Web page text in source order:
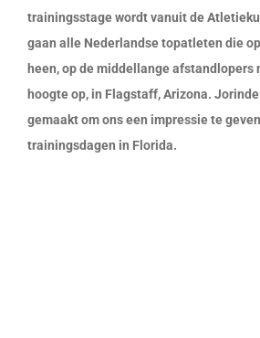
trainingsstage wordt vanuit de
gaan alle Nederlandse topatleten die
heen, op de middellange afstandlopers
hoogte op, in Flagstaff, Arizona.
gemaakt om ons een impressie te
trainingsdagen in Florida.